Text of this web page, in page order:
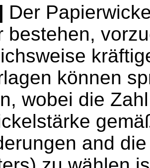
Der
bestehen,
können
wobei die
and